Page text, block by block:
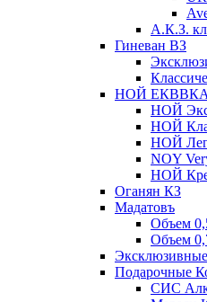
А.К.З.
Гиневан ВЗ
НОЙ ЕКВВКА
НОЙ
НОЙ
НОЙ
NOY
НОЙ
Оганян КЗ
Мадатовъ
Объем
Объем
Подарочные
СИС